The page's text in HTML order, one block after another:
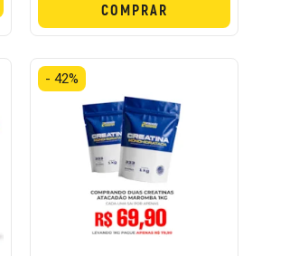
COMPRAR
- 42%